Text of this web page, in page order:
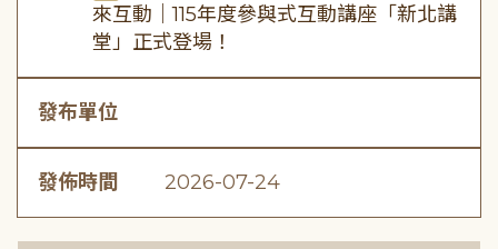
來互動｜115年度參與式互動講座「新北講
堂」正式登場！
發布單位
發佈時間 2026-07-24